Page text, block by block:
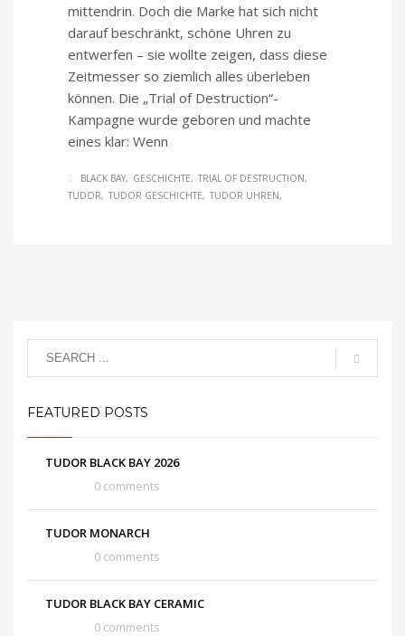
mittendrin. Doch die Marke hat sich nicht
darauf beschränkt, schöne Uhren zu
entwerfen – sie wollte zeigen, dass diese
Zeitmesser so ziemlich alles überleben
können. Die „Trial of Destruction“-
Kampagne wurde geboren und machte
eines klar: Wenn
BLACK BAY GESCHICHTE
TRIAL OF DESTRUCTION
TUDOR
TUDOR GESCHICHTE TUDOR UHREN
FEATURED POSTS
TUDOR BLACK BAY 2026
0 comments
TUDOR MONARCH
0 comments
TUDOR BLACK BAY CERAMIC
0 comments